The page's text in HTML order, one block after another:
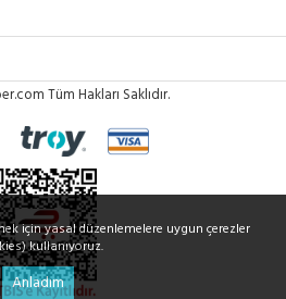
Tüm Hakları Saklıdır.
için yasal düzenlemelere uygun çerezler
kullanıyoruz.
Anladım